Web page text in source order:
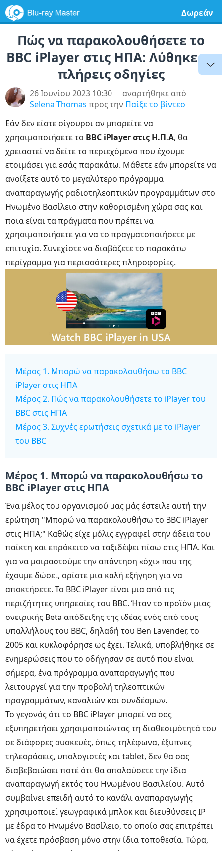
Δωρεάν
Πώς να παρακολουθήσετε το
BBC iPlayer στις ΗΠΑ: Λύθηκε με
πλήρεις οδηγίες
26 Ιουνίου 2023 10:30
αναρτήθηκε από
Selena Thomas προς την Παίξε το βίντεο
Εάν δεν είστε σίγουροι αν μπορείτε να
χρησιμοποιήσετε το BBC iPlayer στις Η.Π.Α, θα
χρειαστεί να δείτε το περιεχόμενο που έχουμε
ετοιμάσει για εσάς παρακάτω. Μάθετε εάν μπορείτε να
ανοίξετε αυτό το μεγαλύτερο πρόγραμμα
αναπαραγωγής ραδιοτηλεοπτικών προγραμμάτων στο
Ηνωμένο Βασίλειο στην καθορισμένη χώρα σας και
ποια είναι τα πράγματα που πρέπει να
χρησιμοποιήσετε για να το πραγματοποιήσετε με
επιτυχία. Συνεχίστε να διαβάζετε το παρακάτω
περίγραμμα για περισσότερες πληροφορίες.
Μέρος 1. Μπορώ να παρακολουθήσω το BBC
iPlayer στις ΗΠΑ
Μέρος 2. Πώς να παρακολουθήσετε το iPlayer του
BBC στις ΗΠΑ
Μέρος 3. Συχνές ερωτήσεις σχετικά με το iPlayer
του BBC
Μέρος 1. Μπορώ να παρακολουθήσω το
BBC iPlayer στις ΗΠΑ
Ένα μέλος του οργανισμού μας μάς έστειλε αυτή την
ερώτηση "Μπορώ να παρακολουθήσω το BBC iPlayer
στις ΗΠΑ;" Καθώς είχε μόλις εγγραφεί στην άδεια του
παίκτη και επρόκειτο να ταξιδέψει πίσω στις ΗΠΑ. Και
για να μοιραστούμε την απάντηση «όχι» που της
έχουμε δώσει, ορίστε μια καλή εξήγηση για να
αποκτήσετε. Το BBC iPlayer είναι μια από τις
περιζήτητες υπηρεσίες του BBC. Ήταν το προϊόν μιας
ονειρικής Beta απόδειξης της ιδέας ενός από τους
υπαλλήλους του BBC, δηλαδή του Ben Lavender, το
2005 και κυκλοφόρησε ως έχει. Τελικά, υποβλήθηκε σε
ενημερώσεις που το οδήγησαν σε αυτό που είναι
σήμερα, ένα πρόγραμμα αναπαραγωγής που
λειτουργεί για την προβολή τηλεοπτικών
προγραμμάτων, καναλιών και συνδέσμων.
Το γεγονός ότι το BBC iPlayer μπορεί να σας
εξυπηρετήσει χρησιμοποιώντας τη διαθεσιμότητά του
σε διάφορες συσκευές, όπως τηλέφωνα, έξυπνες
τηλεοράσεις, υπολογιστές και tablet, δεν θα σας
διαβεβαιώσει ποτέ ότι θα απολαύσετε την ίδια
αναπαραγωγή εκτός του Ηνωμένου Βασιλείου. Αυτό
συμβαίνει επειδή αυτό το κανάλι αναπαραγωγής
χρησιμοποιεί γεωγραφικά μπλοκ και διευθύνσεις IP
με έδρα το Ηνωμένο Βασίλειο, το οποίο σας επιτρέπει
να έχετε πρόσβαση μόνο στην ίδια τοποθεσία. Τώρα,